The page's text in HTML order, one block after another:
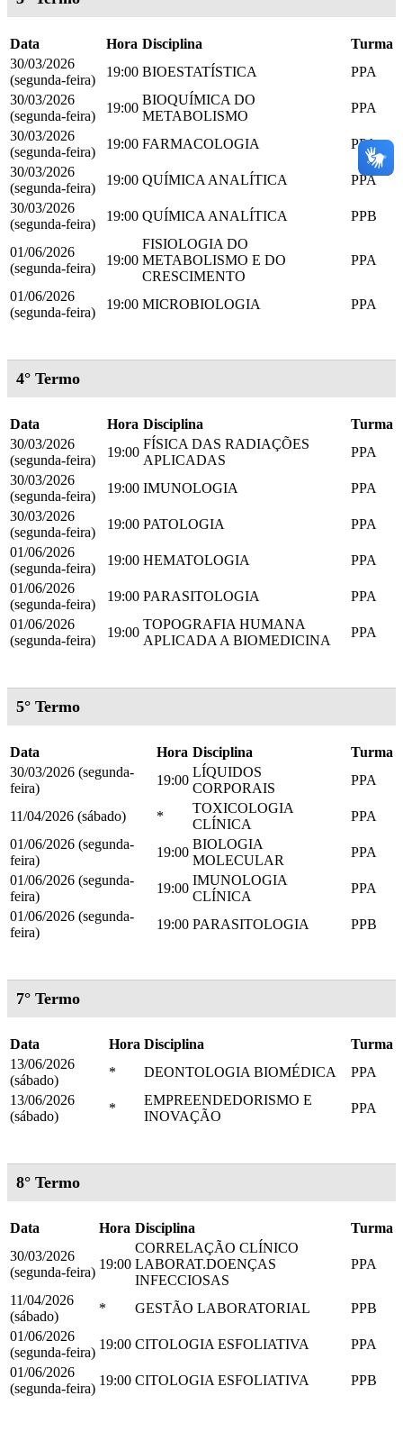
Data Hora Disciplina
Turma
30/03/2026
(segunda-feira)
19:00 BIOESTATÍSTICA
PPA
30/03/2026
(segunda-feira)
19:00
BIOQUÍMICA DO
METABOLISMO
PPA
30/03/2026
(segunda-feira)
19:00 FARMACOLOGIA
PPA
30/03/2026
(segunda-feira)
19:00 QUÍMICA ANALÍTICA
PPA
30/03/2026
(segunda-feira)
19:00 QUÍMICA ANALÍTICA PPB
01/06/2026
(segunda-feira)
19:00
FISIOLOGIA DO
METABOLISMO E DO
CRESCIMENTO
PPA
01/06/2026
(segunda-feira)
19:00 MICROBIOLOGIA PPA
4° Termo
Data Hora Disciplina
Turma
30/03/2026
(segunda-feira)
19:00
FÍSICA DAS RADIAÇÕES
APLICADAS
PPA
30/03/2026
(segunda-feira)
19:00 IMUNOLOGIA
PPA
30/03/2026
(segunda-feira)
19:00 PATOLOGIA
PPA
01/06/2026
(segunda-feira)
19:00 HEMATOLOGIA
PPA
01/06/2026
(segunda-feira)
19:00 PARASITOLOGIA
PPA
01/06/2026
(segunda-feira)
19:00
TOPOGRAFIA HUMANA
APLICADA A BIOMEDICINA
PPA
5° Termo
Data Hora Disciplina
Turma
30/03/2026 (segunda-
feira)
19:00
LÍQUIDOS
CORPORAIS
PPA
11/04/2026 (sábado) *
TOXICOLOGIA
CLÍNICA
PPA
01/06/2026 (segunda-
feira)
19:00
BIOLOGIA
MOLECULAR
PPA
01/06/2026 (segunda-
feira)
19:00
IMUNOLOGIA
CLÍNICA
PPA
01/06/2026 (segunda-
feira)
19:00 PARASITOLOGIA PPB
7° Termo
Data Hora Disciplina
Turma
13/06/2026
(sábado)
* DEONTOLOGIA BIOMÉDICA
PPA
13/06/2026
(sábado)
*
EMPREENDEDORISMO E
INOVAÇÃO
PPA
8° Termo
Data Hora Disciplina
Turma
30/03/2026
(segunda-feira)
19:00
CORRELAÇÃO CLÍNICO
LABORAT.DOENÇAS
INFECCIOSAS
PPA
11/04/2026
(sábado)
* GESTÃO LABORATORIAL
PPB
01/06/2026
(segunda-feira)
19:00 CITOLOGIA ESFOLIATIVA
PPA
01/06/2026
(segunda-feira)
19:00 CITOLOGIA ESFOLIATIVA PPB